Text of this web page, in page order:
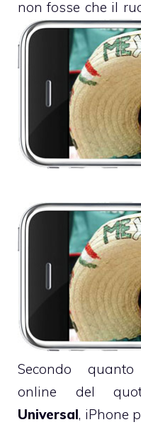
non fosse che il
è toccato
MacBook Air.
Secondo
online del
Universal, iPhone